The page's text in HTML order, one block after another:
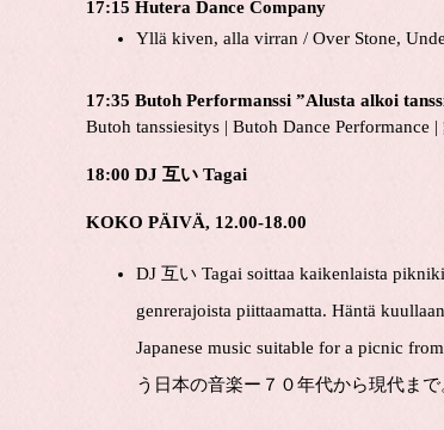
17:15 Hutera Dance Company
Yllä kiven, alla virran / Over Stone,
17:35 Butoh Performanssi ”Alusta alkoi
Butoh tanssiesitys | Butoh Dance Performance
18:00 DJ 互い Tagai
KOKO PÄIVÄ, 12.00-18.00
DJ 互い Tagai soittaa kaikenlaista
genrerajoista piittaamatta. Häntä
Japanese music suitable for a picnic
う日本の音楽ー７０年代から現代まで